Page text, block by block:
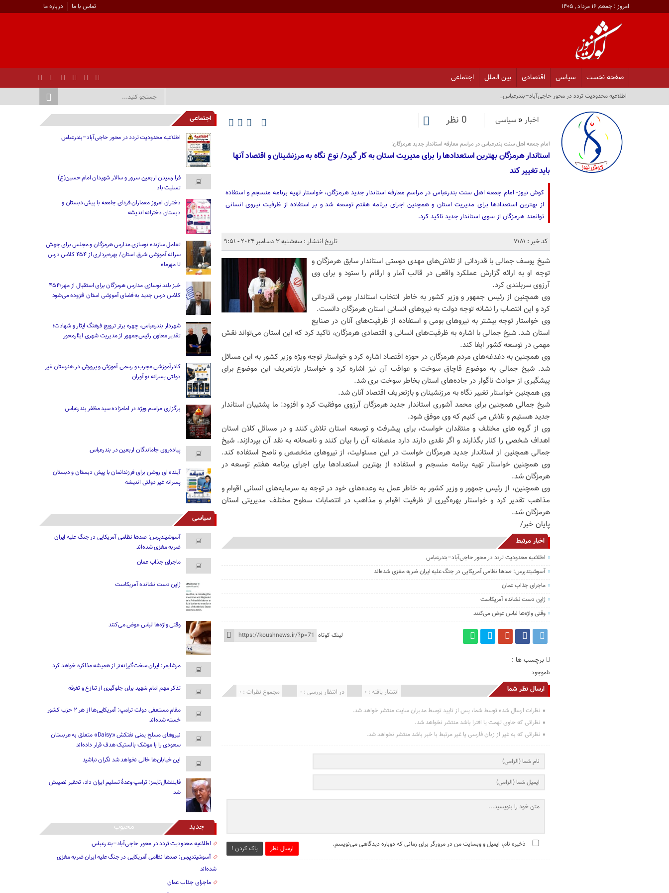
امروز : جمعه, ۱۶ مرداد , ۱۴۰۵ تماس با ما درباره ما
صفحه نخست سیاسی اقتصادی بین الملل اجتماعی
آسوشی_
اخبار « سیاسی 0 نظر
امام جمعه اهل سنت بندرعباس در مراسم معارفه استاندار جدید هرمزگان:
استاندار هرمزگان بهترین استعدادها را برای مدیریت استان به کار گیرد/ نوع نگاه به مرزنشینان و اقتصاد آنها
باید تغییر کند
کوش نیوز- امام جمعه اهل سنت بندرعباس در مراسم معارفه استاندار جدید هرمزگان، خواستار تهیه برنامه منسجم و استفاده
از بهترین استعدادها برای مدیریت استان و همچنین اجرای برنامه هفتم توسعه شد و بر استفاده از ظرفیت نیروی انسانی
توانمند هرمزگان از سوی استاندار جدید تاکید کرد.
کد خبر : 7181
تاریخ انتشار : سه‌شنبه 3 دسامبر 2024 - 9:51
شیخ یوسف جمالی با قدردانی از تلاش‌های مهدی دوستی استاندار سابق هرمزگان و
توجه او به ارائه گزارش عملکرد واقعی در قالب آمار و ارقام را ستود و برای وی
آرزوی سربلندی کرد.
وی همچنین از رئیس جمهور و وزیر کشور به خاطر انتخاب استاندار بومی قدردانی
کرد و این انتصاب را نشانه توجه دولت به نیروهای انسانی استان هرمزگان دانست.
وی خواستار توجه بیشتر به نیروهای بومی و استفاده از ظرفیت‌های آنان در صنایع
استان شد. شیخ جمالی با اشاره به ظرفیت‌های انسانی و اقتصادی هرمزگان، تاکید کرد که این استان می‌تواند نقش
مهمی در توسعه کشور ایفا کند.
وی همچنین به دغدغه‌های مردم هرمزگان در حوزه اقتصاد اشاره کرد و خواستار توجه ویژه وزیر کشور به این مسائل
شد. شیخ جمالی به موضوع قاچاق سوخت و عواقب آن نیز اشاره کرد و خواستار بازتعریف این موضوع برای
پیشگیری از حوادث ناگوار در جاده‌های استان بخاطر سوخت بری شد.
وی همچنین خواستار تغییر نگاه به مرزنشینان و بازتعریف اقتصاد آنان شد.
شیخ جمالی همچنین برای محمد آشوری استاندار جدید هرمزگان آرزوی موفقیت کرد و افزود: ما پشتیبان استاندار
جدید هستیم و تلاش می کنیم که وی موفق شود.
وی از گروه های مختلف و منتقدان خواست، برای پیشرفت و توسعه استان تلاش کنند و در مسائل کلان استان
اهداف شخصی را کنار بگذارند و اگر نقدی دارند دارد منصفانه آن را بیان کنند و ناصحانه به نقد آن بپردازند. شیخ
جمالی همچنین از استاندار جدید هرمزگان خواست در این مسئولیت، از نیروهای متخصص و ناصح استفاده کند.
وی همچنین خواستار تهیه برنامه منسجم و استفاده از بهترین استعدادها برای اجرای برنامه هفتم توسعه در
هرمزگان شد.
وی همچنین، از رئیس جمهور و وزیر کشور به خاطر عمل به وعده‌های خود در توجه به سرمایه‌های انسانی اقوام و
مذاهب تقدیر کرد و خواستار بهره‌گیری از ظرفیت اقوام و مذاهب در انتصابات سطوح مختلف مدیریتی استان
هرمزگان شد.
پایان خبر/
اخبار مرتبط
اطلاعیه محدودیت تردد در محور حاجی‌آباد–بندرعباس
آسوشیتدپرس: صدها نظامی آمریکایی در جنگ علیه ایران ضربه مغزی شده‌اند
ماجرای جذاب عمان
ژاپن دست نشانده آمریکاست
وقتی واژه‌ها لباس عوض می‌کنند
لینک کوتاه
برچسب ها :
ناموجود
ارسال نظر شما مجموع نظرات : 0 در انتظار بررسی : 0 انتشار یافته : 0
نظرات ارسال شده توسط شما، پس از تایید توسط مدیران سایت منتشر خواهد شد.
نظراتی که حاوی تهمت یا افترا باشد منتشر نخواهد شد.
نظراتی که به غیر از زبان فارسی یا غیر مرتبط با خبر باشد منتشر نخواهد شد.
ارسال نظر پاک کردن ! ذخیره نام، ایمیل و وبسایت من در مرورگر برای زمانی که دوباره دیدگاهی می‌نویسم.
اجتماعی
اطلاعیه محدودیت تردد در محور حاجی‌آباد–بندرعباس
فرا رسیدن اربعین سرور و سالار شهیدان امام حسین(ع)
تسلیت باد
دختران امروز معماران فردای جامعه با پیش دبستان و
دبستان دخترانه اندیشه
تعامل سازنده نوسازی مدارس هرمزگان و مجلس برای جهش
سرانه آموزشی شرق استان/ بهره‌برداری از ۴۵۴ کلاس درس
تا مهرماه
خیز بلند نوسازی مدارس هرمزگان برای استقبال از مهر؛۴۵۴
کلاس درس جدید به فضای آموزشی استان افزوده می‌شود
شهردار بندرعباس، چهره برتر ترویج فرهنگ ایثار و شهادت؛
تقدیر معاون رئیس‌جمهور از مدیریت شهری ایثارمحور
کادرآموزشی مجرب و رسمی آموزش و پرورش در هنرستان غیر
دولتی پسرانه نو آوران
برگزاری مراسم ویژه در امامزاده سید مظفر بندرعباس
پیاده‌روی جاماندگان اربعین در بندرعباس
آینده ای روشن برای فرزندانمان با پیش دبستان و دبستان
پسرانه غیر دولتی اندیشه
سیاسی
آسوشیتدپرس: صدها نظامی آمریکایی در جنگ علیه ایران
ضربه مغزی شده‌اند
ماجرای جذاب عمان
ژاپن دست نشانده آمریکاست
وقتی واژه‌ها لباس عوض می‌کنند
مرشایمر: ایران سخت‌گیرانه‌تر از همیشه مذاکره خواهد کرد
تذکر مهم امام شهید برای جلوگیری از تنازع و تفرقه
مقام مستعفی دولت ترامپ: آمریکایی‌ها از هر ۲ حزب کشور
خسته شده‌اند
نیروهای مسلح یمنی نفتکش «Daisy» متعلق به عربستان
سعودی را با موشک بالستیک هدف قرار داده‌اند
این خیابان‌ها خالی نخواهد شد نگران نباشید
فایننشال‌تایمز: ترامپ وعدۀ تسلیم ایران داد، تحقیر نصیبش
شد
جدید محبوب
اطلاعیه محدودیت تردد در محور حاجی‌آباد–بندرعباس
آسوشیتدپرس: صدها نظامی آمریکایی در جنگ علیه ایران ضربه مغزی
شده‌اند
ماجرای جذاب عمان